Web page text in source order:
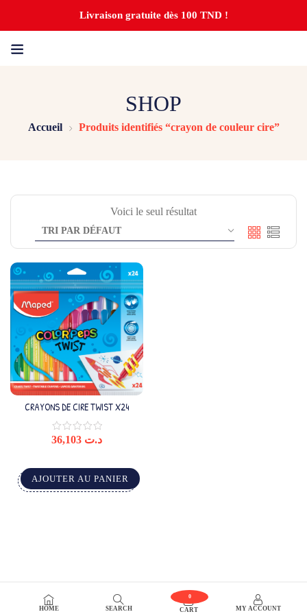
Livraison gratuite dès 100 TND !
SHOP
Accueil Produits identifiés “crayon de couleur cire”
Voici le seul résultat
CRAYONS DE CIRE TWIST X24
د.ت
AJOUTER AU PANIER
HOME SEARCH
0
CART MY ACCOUNT